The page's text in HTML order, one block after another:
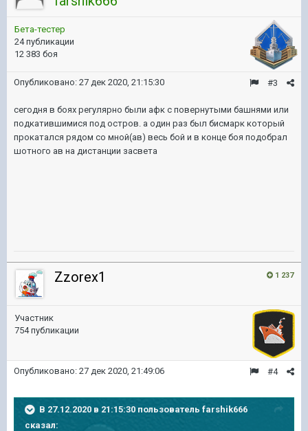
Бета-тестер
24 публикации
12 383 боя
#3
Опубликовано: 27 дек 2020, 21:15:30
сегодня в боях регулярно были афк с повернутыми башнями или
подкатившимися под остров. а один раз был бисмарк который
прокатался рядом со мной(ав) весь бой и в конце боя подобрал
шотного ав на дистанции засвета
1 237
Zzorex1
Участник
754 публикации
#4
Опубликовано: 27 дек 2020, 21:49:06
В 27.12.2020 в 21:15:30 пользователь farshik666
сказал: